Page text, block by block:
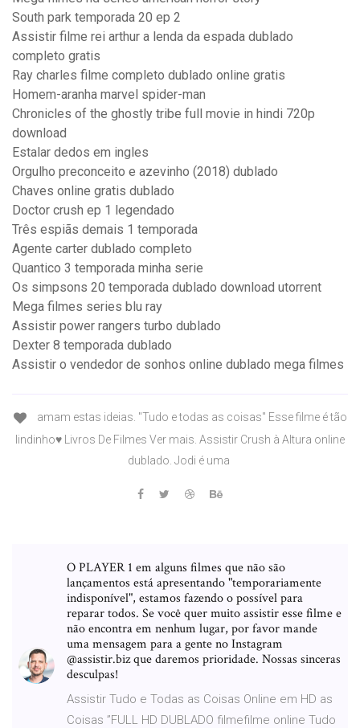
South park temporada 20 ep 2
Assistir filme rei arthur a lenda da espada dublado
completo gratis
Ray charles filme completo dublado online gratis
Homem-aranha marvel spider-man
Chronicles of the ghostly tribe full movie in hindi 720p
download
Estalar dedos em ingles
Orgulho preconceito e azevinho (2018) dublado
Chaves online gratis dublado
Doctor crush ep 1 legendado
Três espiãs demais 1 temporada
Agente carter dublado completo
Quantico 3 temporada minha serie
Os simpsons 20 temporada dublado download utorrent
Mega filmes series blu ray
Assistir power rangers turbo dublado
Dexter 8 temporada dublado
Assistir o vendedor de sonhos online dublado mega filmes
amam estas ideias. "Tudo e todas as coisas" Esse filme é tão
lindinho♥️ Livros De Filmes Ver mais. Assistir Crush à Altura online
dublado. Jodi é uma
O PLAYER 1 em alguns filmes que não são
lançamentos está apresentando "temporariamente
indisponível", estamos fazendo o possível para
reparar todos. Se você quer muito assistir esse filme e
não encontra em nenhum lugar, por favor mande
uma mensagem para a gente no Instagram
@assistir.biz que daremos prioridade. Nossas sinceras
desculpas!
Assistir Tudo e Todas as Coisas Online em HD as
Coisas ”FULL HD DUBLADO filmefilme online Tudo